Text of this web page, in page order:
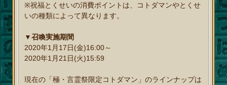
※祝福とくせいの消費ポイントは、コトダマンやとくせ
いの種類によって異なります。
▼召喚実施期間
2020年1月17日(金)16:00～
2020年1月21日(火)15:59
現在の「極・言霊祭限定コトダマン」のラインナップは